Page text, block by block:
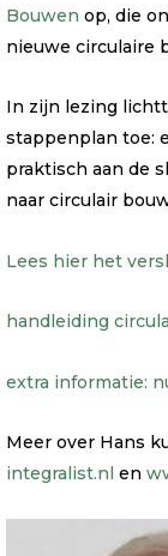
Bouwen op, die
nieuwe circulaire
In zijn lezing
stappenplan toe:
praktisch aan de
naar circulair
Lees hier het
handleiding
extra informatie:
Meer over Hans
integralist.nl en